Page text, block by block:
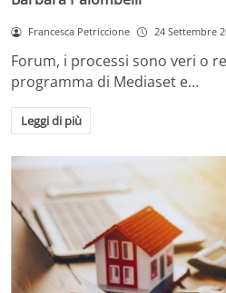
Francesca Petriccione 24 Settembre
Forum, i processi sono veri o
programma di Mediaset e…
Leggi di più